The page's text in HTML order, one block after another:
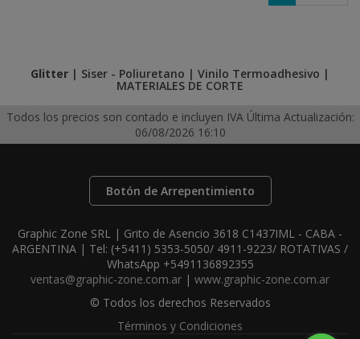
Glitter | Siser - Poliuretano | Vinilo Termoadhesivo |
MATERIALES DE CORTE
Todos los precios son contado e incluyen IVA Última Actualización:
06/08/2026 16:10
Botón de Arrepentimiento
Graphic Zone SRL | Grito de Asencio 3618 C1437IML - CABA -
ARGENTINA | Tel: (+5411) 5353-5050/ 4911-9223/ ROTATIVAS /
WhatsApp +5491136892355
ventas@graphic-zone.com.ar | www.graphic-zone.com.ar
© Todos los derechos Reservados
Términos y Condiciones